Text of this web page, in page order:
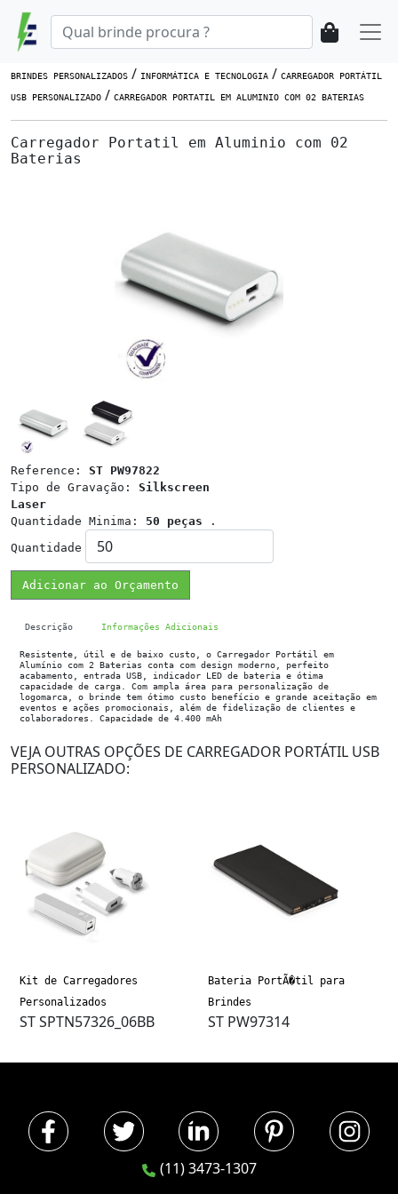
BRINDES PERSONALIZADOS / INFORMÁTICA E TECNOLOGIA / CARREGADOR PORTÁTIL
USB PERSONALIZADO / CARREGADOR PORTATIL EM ALUMINIO COM 02 BATERIAS
Carregador Portatil em Aluminio com 02
Baterias
Reference: ST PW97822
Tipo de Gravação: Silkscreen
Laser
Quantidade Minima: 50 peças .
Quantidade
Adicionar ao Orçamento
Descrição Informações Adicionais
Resistente, útil e de baixo custo, o Carregador Portátil em
Alumínio com 2 Baterias conta com design moderno, perfeito
acabamento, entrada USB, indicador LED de bateria e ótima
capacidade de carga. Com ampla área para personalização de
logomarca, o brinde tem ótimo custo benefício e grande aceitação em
eventos e ações promocionais, além de fidelização de clientes e
colaboradores. Capacidade de 4.400 mAh
VEJA OUTRAS OPÇÕES DE CARREGADOR PORTÁTIL USB
PERSONALIZADO:
Kit de Carregadores
Personalizados
ST SPTN57326_06BB
Bateria PortÃ�til para
Brindes
ST PW97314
(11) 3473-1307